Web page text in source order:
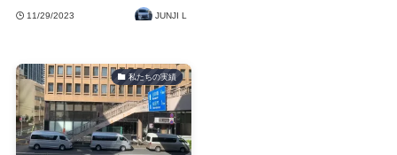
11/29/2023 JUNJI L
私たちの実績